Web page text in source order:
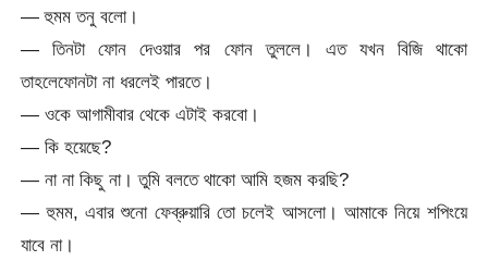
— হুমম তনু বলো।
— তিনটা ফোন দেওয়ার পর ফোন তুললে। এত যখন বিজি থাকো
তাহলেফোনটা না ধরলেই পারতে।
— ওকে আগামীবার থেকে এটাই করবো।
— কি হয়েছে?
— না না কিছু না। তুমি বলতে থাকো আমি হজম করছি?
— হুমম, এবার শুনো ফেব্রুয়ারি তো চলেই আসলো। আমাকে নিয়ে শপিংয়ে
যাবে না।